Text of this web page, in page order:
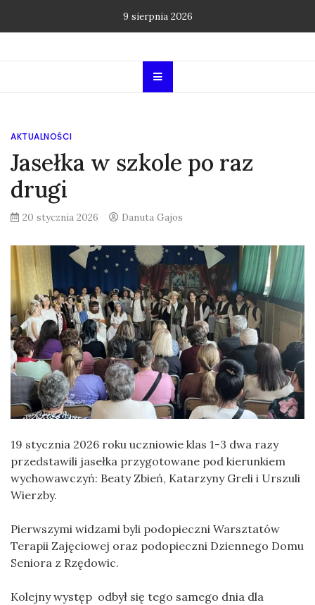
9 sierpnia 2026
AKTUALNOŚCI
Jasełka w szkole po raz
drugi
20 stycznia 2026 Danuta Gajos
19 stycznia 2026 roku uczniowie klas 1-3 dwa razy
przedstawili jasełka przygotowane pod kierunkiem
wychowawczyń: Beaty Zbień, Katarzyny Greli i Urszuli
Wierzby.
Pierwszymi widzami byli podopieczni Warsztatów
Terapii Zajęciowej oraz podopieczni Dziennego Domu
Seniora z Rzędowic.
Kolejny występ odbył się tego samego dnia dla